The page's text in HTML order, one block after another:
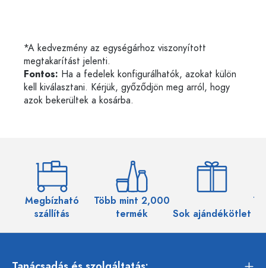
*A kedvezmény az egységárhoz viszonyított
megtakarítást jelenti.
Fontos: Ha a fedelek konfigurálhatók, azokat külön
kell kiválasztani. Kérjük, győződjön meg arról, hogy
azok bekerültek a kosárba.
Megbízható
szállítás
Több mint 2,000
termék
Sok ajándékötlet